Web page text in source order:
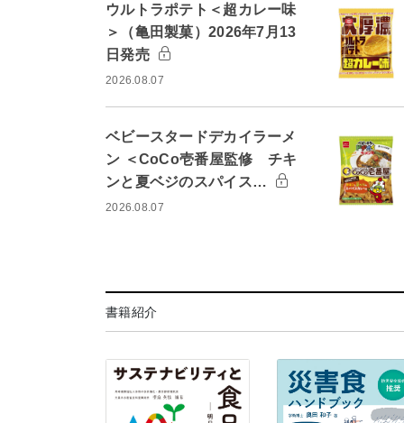
ウルトラポテト＜超カレー味
＞（亀田製菓）2026年7月13
日発売
2026.08.07
ベビースタードデカイラーメ
ン ＜CoCo壱番屋監修 チキ
ンと夏ベジのスパイス…
2026.08.07
書籍紹介